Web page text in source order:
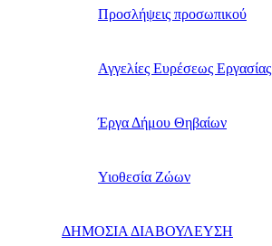
Προσλήψεις προσωπικού
Αγγελίες Ευρέσεως Εργασίας
Έργα Δήμου Θηβαίων
Υιοθεσία Ζώων
ΔΗΜΟΣΙΑ ΔΙΑΒΟΥΛΕΥΣΗ